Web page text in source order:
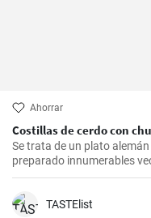
Ahorrar
Costillas de cerdo con
Se trata de un plato
preparado innumerables
Kassler combinado con el
es un delicioso plato
TASTElist